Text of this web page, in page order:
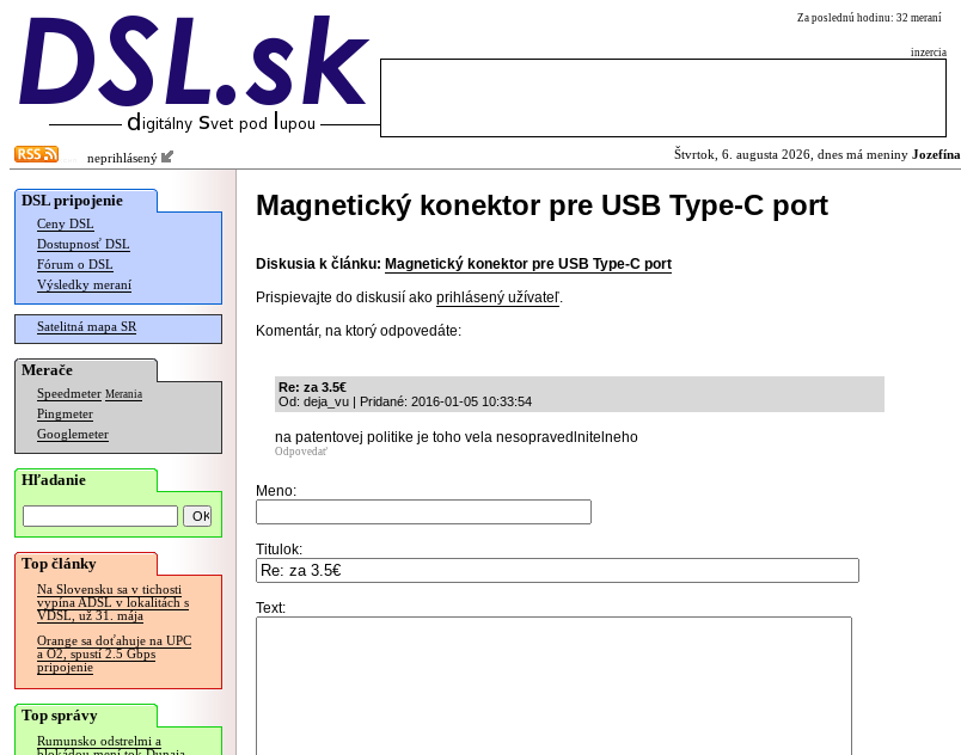
Za poslednú hodinu: 32 meraní
inzercia
neprihlásený Štvrtok, 6. augusta 2026, dnes má meniny Jozefína
DSL pripojenie
Ceny DSL
Dostupnosť DSL
Fórum o DSL
Výsledky meraní
Satelitná mapa SR
Merače
Speedmeter Merania
Pingmeter
Googlemeter
Hľadanie
Top články
Na Slovensku sa v tichosti
vypína ADSL v lokalitách s
VDSL, už 31. mája
Orange sa doťahuje na UPC
a O2, spustí 2.5 Gbps
pripojenie
Top správy
Rumunsko odstrelmi a
Magnetický konektor pre USB Type-C port
Diskusia k článku: Magnetický konektor pre USB Type-C port
Prispievajte do diskusií ako prihlásený užívateľ.
Komentár, na ktorý odpovedáte:
Re: za 3.5€
Od: deja_vu | Pridané: 2016-01-05 10:33:54
na patentovej politike je toho vela nesopravedlnitelneho
Odpovedať
Meno:
Titulok:
Text: